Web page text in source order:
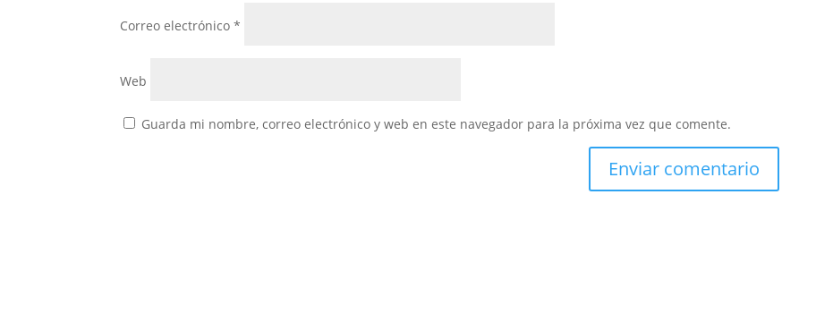
Correo electrónico*
Web
Guarda mi nombre, correo electrónico y web en este navegador para la próxima vez que comente.